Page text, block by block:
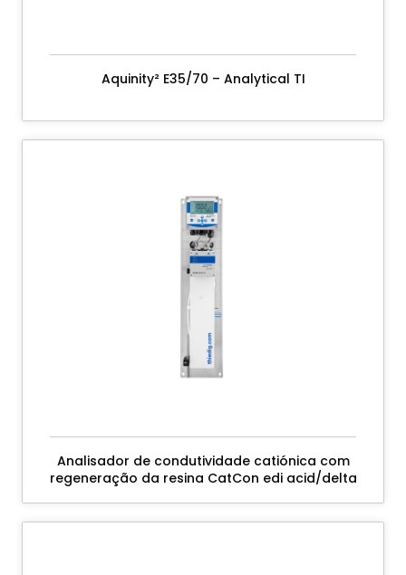
Aquinity² E35/70 – Analytical TI
Analisador de condutividade catiónica com
regeneração da resina CatCon edi acid/delta